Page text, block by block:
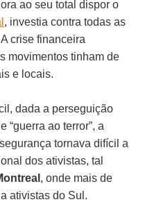
ao seu total dispor o
, investia contra todas as
crise financeira
movimentos tinham de
e locais.
dada a perseguição
“guerra ao terror”, a
tornava difícil a
dos ativistas, tal
, onde mais de
ativistas do Sul.